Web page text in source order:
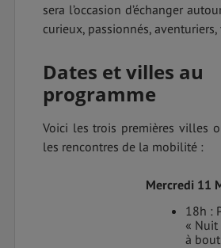
sera l’occasion d’échanger
curieux, passionnés,
Dates et villes au
programme
Voici les trois premières villes
les rencontres de la mobilité :
Mercredi 11
18h :
« Nuit
à bout